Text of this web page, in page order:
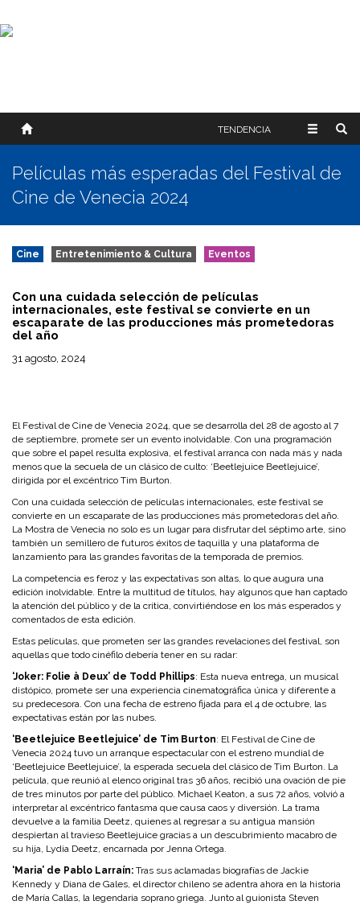
SOBRE NOSOTROS
TENDENCIA
Películas más esperadas del Festival de
Cine de Venecia 2024
Cine Entretenimiento & Cultura Eventos
Con una cuidada selección de películas
internacionales, este festival se convierte en un
escaparate de las producciones más prometedoras
del año
31 agosto, 2024
El Festival de Cine de Venecia 2024, que se desarrolla del 28 de agosto al 7
de septiembre, promete ser un evento inolvidable. Con una programación
que sobre el papel resulta explosiva, el festival arranca con nada más y nada
menos que la secuela de un clásico de culto: ‘Beetlejuice Beetlejuice’,
dirigida por el excéntrico Tim Burton.
Con una cuidada selección de películas internacionales, este festival se
convierte en un escaparate de las producciones más prometedoras del año.
La Mostra de Venecia no solo es un lugar para disfrutar del séptimo arte, sino
también un semillero de futuros éxitos de taquilla y una plataforma de
lanzamiento para las grandes favoritas de la temporada de premios.
La competencia es feroz y las expectativas son altas, lo que augura una
edición inolvidable. Entre la multitud de títulos, hay algunos que han captado
la atención del público y de la crítica, convirtiéndose en los más esperados y
comentados de esta edición.
Estas películas, que prometen ser las grandes revelaciones del festival, son
aquellas que todo cinéfilo debería tener en su radar:
‘Joker: Folie à Deux’ de Todd Phillips: Esta nueva entrega, un musical
distópico, promete ser una experiencia cinematográfica única y diferente a
su predecesora. Con una fecha de estreno fijada para el 4 de octubre, las
expectativas están por las nubes.
‘Beetlejuice Beetlejuice’ de Tim Burton: El Festival de Cine de
Venecia 2024 tuvo un arranque espectacular con el estreno mundial de
‘Beetlejuice Beetlejuice’, la esperada secuela del clásico de Tim Burton. La
película, que reunió al elenco original tras 36 años, recibió una ovación de pie
de tres minutos por parte del público. Michael Keaton, a sus 72 años, volvió a
interpretar al excéntrico fantasma que causa caos y diversión. La trama
devuelve a la familia Deetz, quienes al regresar a su antigua mansión
despiertan al travieso Beetlejuice gracias a un descubrimiento macabro de
su hija, Lydia Deetz, encarnada por Jenna Ortega.
‘Maria’ de Pablo Larraín: Tras sus aclamadas biografías de Jackie
Kennedy y Diana de Gales, el director chileno se adentra ahora en la historia
de María Callas, la legendaria soprano griega. Junto al guionista Steven